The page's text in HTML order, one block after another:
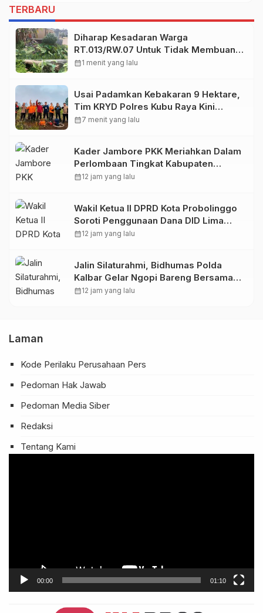
TERBARU
Diharap Kesadaran Warga
RT.013/RW.07 Untuk Tidak Membuang
Sampah Dipinggir Parit.
calendar_month1 menit yang lalu
Usai Padamkan Kebakaran 9 Hektare,
Tim KRYD Polres Kubu Raya Kini
Memburu Bara di Bawah Gambut
calendar_month7 menit yang lalu
Kader Jambore PKK Meriahkan Dalam
Perlombaan Tingkat Kabupaten
Samosir
calendar_month12 jam yang lalu
Wakil Ketua II DPRD Kota Probolinggo
Soroti Penggunaan Dana DID Lima
Tahun Terakhir
calendar_month12 jam yang lalu
Jalin Silaturahmi, Bidhumas Polda
Kalbar Gelar Ngopi Bareng Bersama
Awak Media Online*M
calendar_month12 jam yang lalu
Laman
Kode Perilaku Perusahaan Pers
Pedoman Hak Jawab
Pedoman Media Siber
Redaksi
Tentang Kami
00:00 01:10